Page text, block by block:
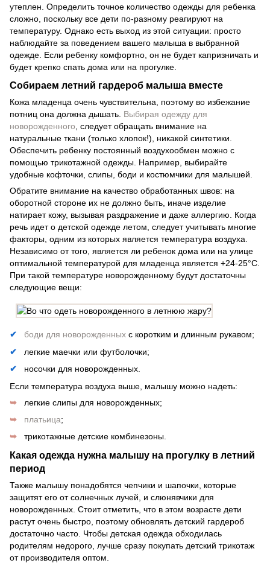
утеплен. Определить точное количество одежды для ребенка
сложно, поскольку все дети по-разному реагируют на
температуру. Однако есть выход из этой ситуации: просто
наблюдайте за поведением вашего малыша в выбранной
одежде. Если ребенку комфортно, он не будет капризничать и
будет крепко спать дома или на прогулке.
Собираем летний гардероб малыша вместе
Кожа младенца очень чувствительна, поэтому во избежание
потниц она должна дышать. Выбирая одежду для
новорожденного, следует обращать внимание на
натуральные ткани (только хлопок!), никакой синтетики.
Обеспечить ребенку постоянный воздухообмен можно с
помощью трикотажной одежды. Например, выбирайте
удобные кофточки, слипы, боди и костюмчики для малышей.
Обратите внимание на качество обработанных швов: на
оборотной стороне их не должно быть, иначе изделие
натирает кожу, вызывая раздражение и даже аллергию. Когда
речь идет о детской одежде летом, следует учитывать многие
факторы, одним из которых является температура воздуха.
Независимо от того, является ли ребенок дома или на улице
оптимальной температурой для младенца является +24-25°C.
При такой температуре новорожденному будут достаточны
следующие вещи:
боди для новорожденных с коротким и длинным рукавом;
легкие маечки или футболочки;
носочки для новорожденных.
Если температура воздуха выше, малышу можно надеть:
легкие слипы для новорожденных;
платьица;
трикотажные детские комбинезоны.
Какая одежда нужна малышу на прогулку в летний
период
Также малышу понадобятся чепчики и шапочки, которые
защитят его от солнечных лучей, и слюнявчики для
новорожденных. Стоит отметить, что в этом возрасте дети
растут очень быстро, поэтому обновлять детский гардероб
достаточно часто. Чтобы детская одежда обходилась
родителям недорого, лучше сразу покупать детский трикотаж
от производителя оптом.